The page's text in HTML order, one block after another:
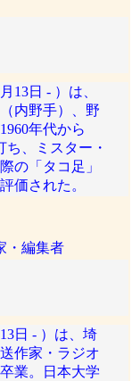
13日 - ）は、
内野手）、野
年代から
ち、ミスター・
の「タコ足」
価された。
・編集者
日 - ）は、埼
作家・ラジオ
業。日本大学